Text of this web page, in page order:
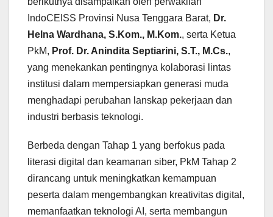
IndoCEISS Provinsi Nusa Tenggara Barat, Dr.
Helna Wardhana, S.Kom., M.Kom., serta Ketua
PkM, Prof. Dr. Anindita Septiarini, S.T., M.Cs.,
yang menekankan pentingnya kolaborasi lintas
institusi dalam mempersiapkan generasi muda
menghadapi perubahan lanskap pekerjaan dan
industri berbasis teknologi.
Berbeda dengan Tahap 1 yang berfokus pada
literasi digital dan keamanan siber, PkM Tahap 2
dirancang untuk meningkatkan kemampuan
peserta dalam mengembangkan kreativitas digital,
memanfaatkan teknologi AI, serta membangun